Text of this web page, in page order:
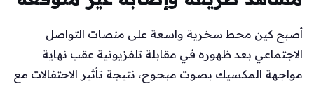
أصبح كين محط سخرية واسعة على منصات التواصل
الاجتماعي بعد ظهوره في مقابلة تلفزيونية عقب نهاية
مواجهة المكسيك بصوت مبحوح، نتيجة تأثير الاحتفالات مع